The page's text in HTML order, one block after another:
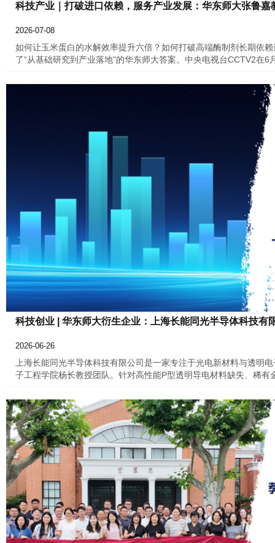
科技产业｜打破进口依赖，服务产业发展：华东师大张鲁
2026-07-08
如何让玉米蛋白的水解效率提升六倍？如何打破高端酶制剂长期依
了“从基础研究到产业落地”的华东师大答案。中央电视台CCTV2在
创体系建设促未来产业发展的优秀案例。
科技创业 | 华东师大衍生企业：上海长能同光半导体科技有
2026-06-26
上海长能同光半导体科技有限公司是一家专注于光电新材料与透明
子工程学院杨长教授团队。针对高性能P型透明导电材料缺失、稀
东师范大学“全赋权”政策与“产业合伙人”专业运营的双重赋能下，项